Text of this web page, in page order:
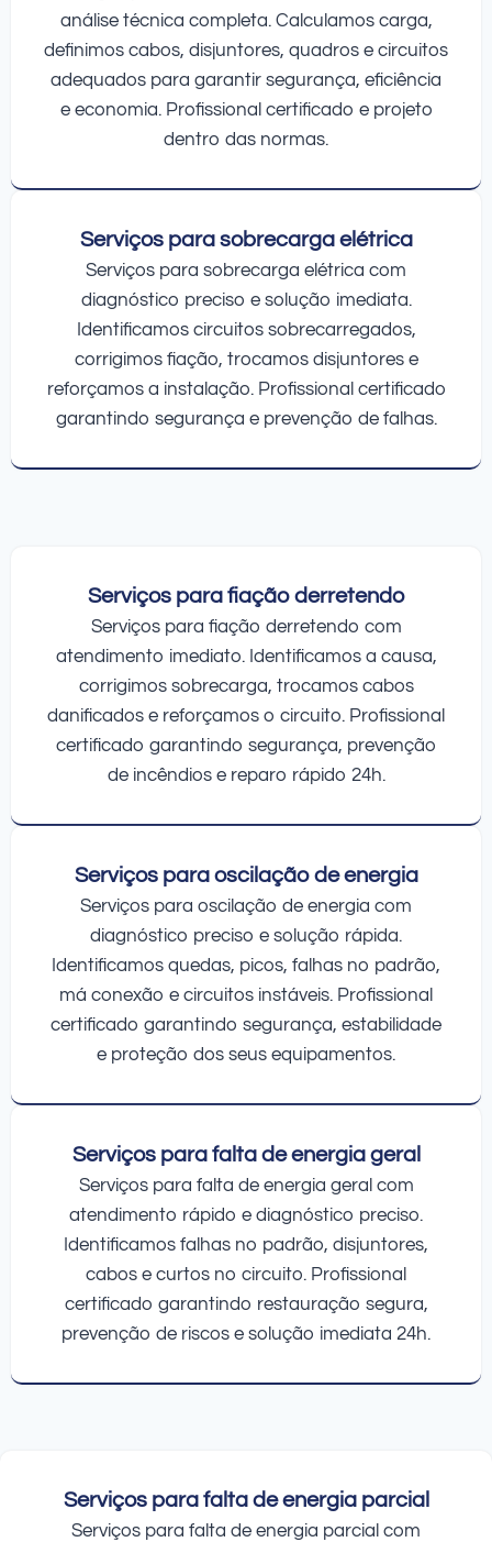
análise técnica completa. Calculamos carga,
definimos cabos, disjuntores, quadros e circuitos
adequados para garantir segurança, eficiência
e economia. Profissional certificado e projeto
dentro das normas.
Serviços para sobrecarga elétrica
Serviços para sobrecarga elétrica com
diagnóstico preciso e solução imediata.
Identificamos circuitos sobrecarregados,
corrigimos fiação, trocamos disjuntores e
reforçamos a instalação. Profissional certificado
garantindo segurança e prevenção de falhas.
Serviços para fiação derretendo
Serviços para fiação derretendo com
atendimento imediato. Identificamos a causa,
corrigimos sobrecarga, trocamos cabos
danificados e reforçamos o circuito. Profissional
certificado garantindo segurança, prevenção
de incêndios e reparo rápido 24h.
Serviços para oscilação de energia
Serviços para oscilação de energia com
diagnóstico preciso e solução rápida.
Identificamos quedas, picos, falhas no padrão,
má conexão e circuitos instáveis. Profissional
certificado garantindo segurança, estabilidade
e proteção dos seus equipamentos.
Serviços para falta de energia geral
Serviços para falta de energia geral com
atendimento rápido e diagnóstico preciso.
Identificamos falhas no padrão, disjuntores,
cabos e curtos no circuito. Profissional
certificado garantindo restauração segura,
prevenção de riscos e solução imediata 24h.
Serviços para falta de energia parcial
Serviços para falta de energia parcial com